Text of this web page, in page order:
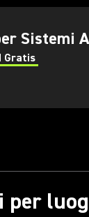
Sistemi
Gratis
new tab)
per